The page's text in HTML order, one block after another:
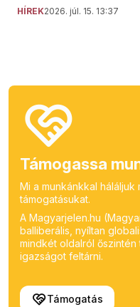
HÍREK2026. júl. 15. 13:37
Támogassa
Mi a munkánkkal
támogatásukat.
A Magyarjelen.hu
balliberális, nyíltan
mindkét oldalról őszintén
igazságot feltárni.
Támogatás